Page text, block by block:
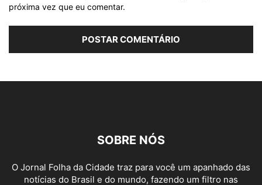
próxima vez que eu comentar.
SOBRE NÓS
O Jornal Folha da Cidade traz para você um apanhado das
notícias do Brasil e do mundo, fazendo um filtro nas